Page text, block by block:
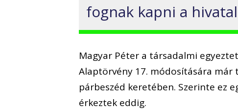
fognak kapni a
Magyar Péter a társadalmi
Alaptörvény 17. módosítására
párbeszéd keretében. Szerinte ez
érkeztek eddig.